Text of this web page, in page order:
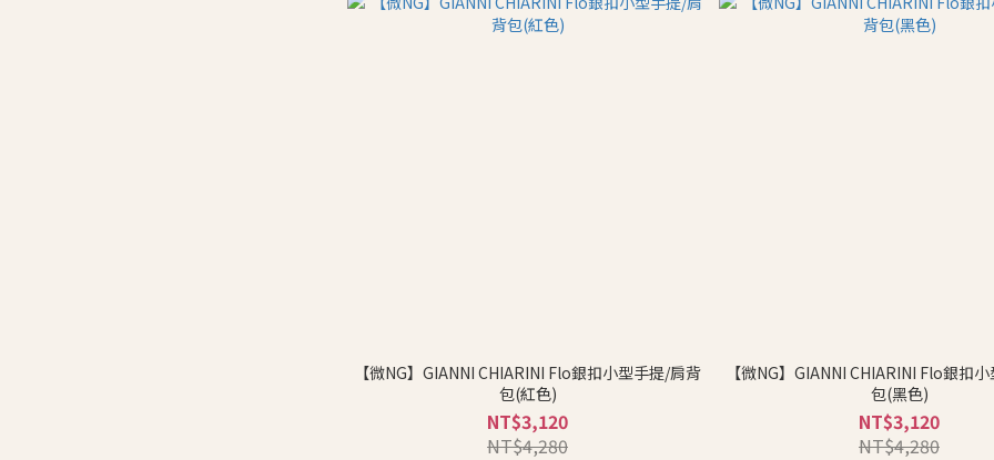
【微NG】GIANNI CHIARINI Flo銀扣小型手提/肩背
包(紅色)
NT$3,120
NT$4,280
【微NG】GIANNI CHIARINI Flo銀扣
包(黑色)
NT$3,120
NT$4,280